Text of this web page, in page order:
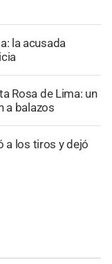
la acusada
Rosa de Lima: un
a balazos
a los tiros y dejó